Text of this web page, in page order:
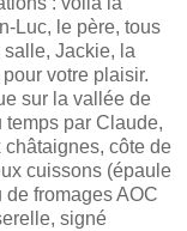
Luc, le père, tous
salle, Jackie, la
votre plaisir.
sur la vallée de
temps par Claude,
côte de
cuissons (épaule
fromages AOC
signé